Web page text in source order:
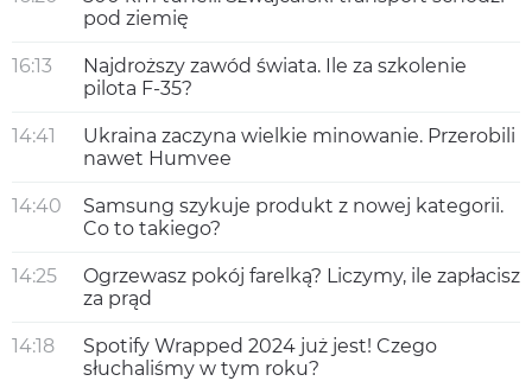
pod ziemię
16:13
Najdroższy zawód świata. Ile za szkolenie
pilota F-35?
14:41
Ukraina zaczyna wielkie minowanie. Przerobili
nawet Humvee
14:40
Samsung szykuje produkt z nowej kategorii.
Co to takiego?
14:25
Ogrzewasz pokój farelką? Liczymy, ile zapłacisz
za prąd
14:18
Spotify Wrapped 2024 już jest! Czego
słuchaliśmy w tym roku?